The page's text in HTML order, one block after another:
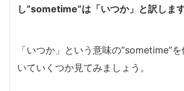
し”sometime”は「いつか」と訳します
「いつか」という意味の”sometime”
いていくつか見てみましょう。